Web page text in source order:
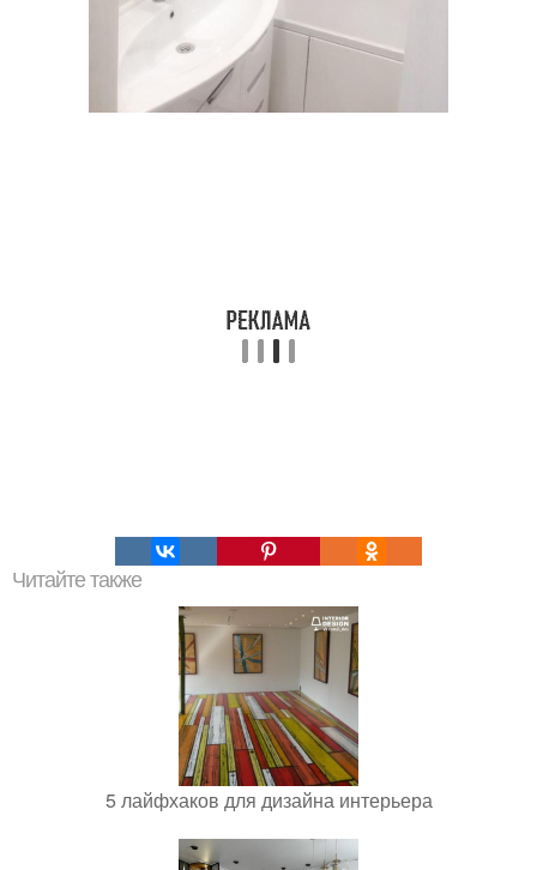
Читайте также
5 лайфхаков для дизайна интерьера